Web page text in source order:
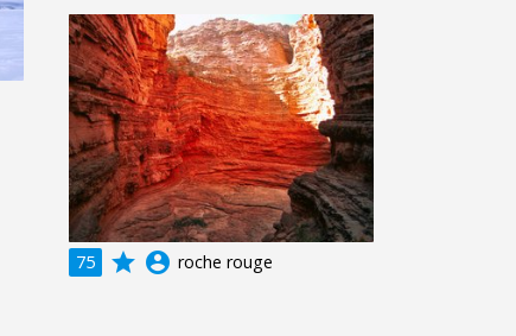
75 grade account_circle roche rouge